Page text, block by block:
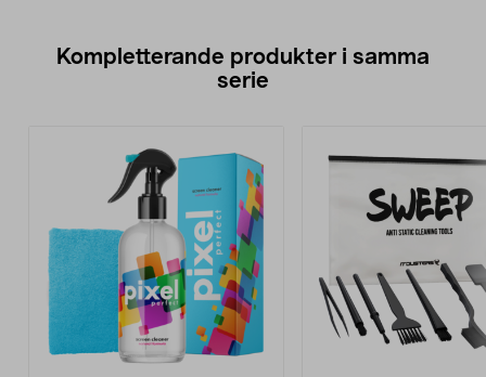
Kompletterande produkter i samma
serie